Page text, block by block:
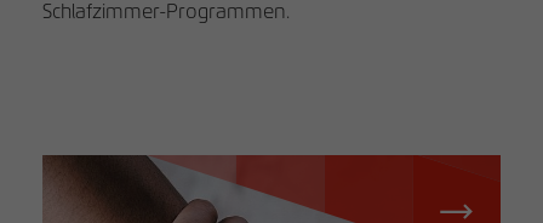
Schlafzimmer-Programmen.